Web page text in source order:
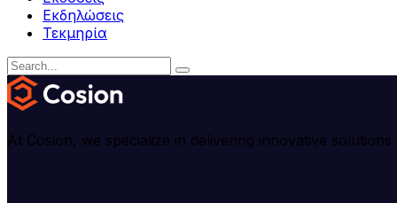
Εκδηλώσεις
Τεκμηρία
At Cosion, we specialize in delivering innovative